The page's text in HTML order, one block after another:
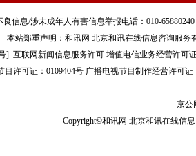
信息/涉未成年人有害信息举报电话：010-
本站郑重声明：和讯网 北京和讯在线信息咨询服
]互联网新闻信息服务许可 增值电信业务经营许可
目许可证：0109404号 广播电视节目制作经营许可证
京公
Copyright©和讯网 北京和讯在线信